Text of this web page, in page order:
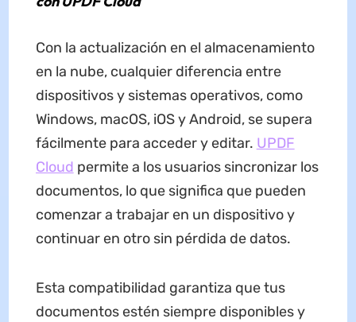
Con la actualización en el almacenamiento
en la nube, cualquier diferencia entre
dispositivos y sistemas operativos, como
Windows, macOS, iOS y Android, se supera
fácilmente para acceder y editar. UPDF
Cloud permite a los usuarios sincronizar los
documentos, lo que significa que pueden
comenzar a trabajar en un dispositivo y
continuar en otro sin pérdida de datos.
Esta compatibilidad garantiza que tus
documentos estén siempre disponibles y